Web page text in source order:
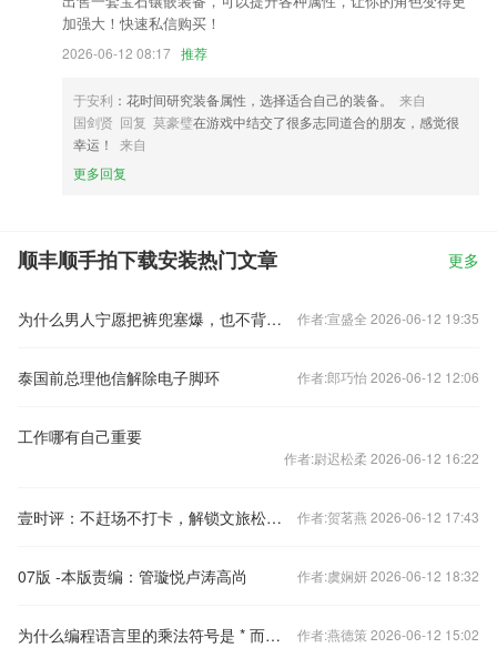
加强大！快速私信购买！
2026-06-12 08:17 推荐
于安利 ：花时间研究装备属性，选择适合自己的装备。
来自
国剑贤 回复 莫豪璧在游戏中结交了很多志同道合的朋友，感觉很
幸运！
来自
更多回复
顺丰顺手拍下载安装热门文章 更多
为什么男人宁愿把裤兜塞爆，也不背包？ 作者:宣盛全 2026-06-12 19:35
泰国前总理他信解除电子脚环 作者:郎巧怡 2026-06-12 12:06
工作哪有自己重要
作者:尉迟松柔 2026-06-12 16:22
壹时评：不赶场不打卡，解锁文旅松弛新玩法 作者:贺茗燕 2026-06-12 17:43
07版 -本版责编：管璇悦卢涛高尚 作者:虞娴妍 2026-06-12 18:32
为什么编程语言里的乘法符号是 * 而不是 × ，后者不应该更符合主流吗？ 作者:燕德策 2026-06-12 15:02